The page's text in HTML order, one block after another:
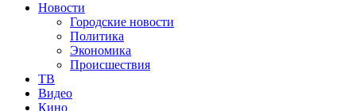
Новости
Городские новости
Политика
Экономика
Происшествия
ТВ
Видео
Кино